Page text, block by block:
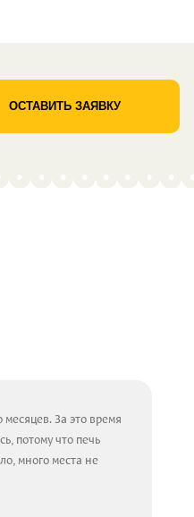
ОСТАВИТЬ ЗАЯВКУ
месяцев. За это время
потому что печь
много места не